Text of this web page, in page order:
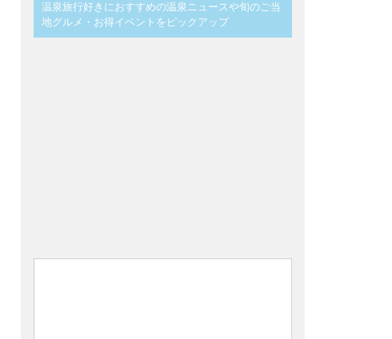
温泉旅行好きにおすすめの温泉ニュースや旬のご当
地グルメ・お得イベントをピックアップ